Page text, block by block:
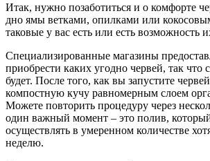
Итак, нужно позаботиться и о комфорте
дно ямы ветками, опилками или
таковые у вас есть или есть возможность
Специализированные магазины
приобрести каких угодно червей, так что
будет. После того, как вы запустите
компостную кучу равномерным слоем
Можете повторить процедуру через
один важный момент – это полив,
осуществлять в умеренном количестве
неделю.